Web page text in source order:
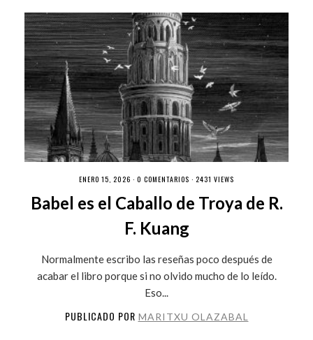
ENERO 15, 2026 · 0 COMENTARIOS · 2431 VIEWS
Babel es el Caballo de Troya de R.
F. Kuang
Normalmente escribo las reseñas poco después de
acabar el libro porque si no olvido mucho de lo leído.
Eso...
PUBLICADO POR MARITXU OLAZABAL